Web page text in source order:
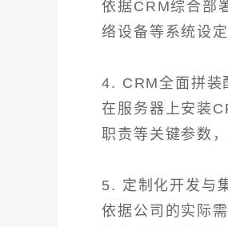
依据CRM综合部
络设备等系统设
4. CRM全面拼装
在服务器上安装
职责等关键参数
5. 定制化开发与
依据公司的实际